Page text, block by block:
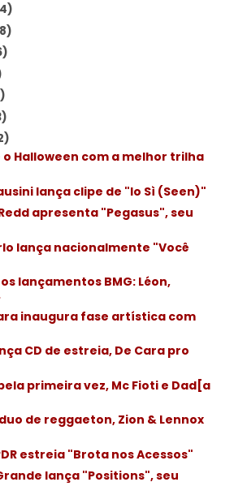
Halloween com a melhor trilha
lança clipe de "Io Sì (Seen)"
apresenta "Pegasus", seu
lança nacionalmente "Você
lançamentos BMG: Léon,
inaugura fase artística com
CD de estreia, De Cara pro
primeira vez, Mc Fioti e Dad[a
de reggaeton, Zion & Lennox
estreia "Brota nos Acessos"
lança "Positions", seu